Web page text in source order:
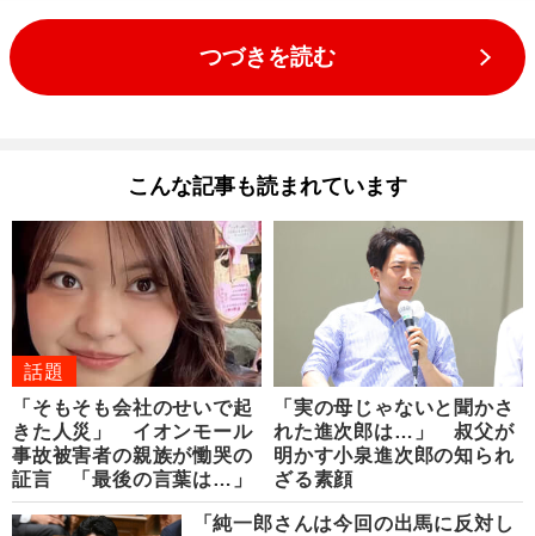
つづきを読む
こんな記事も読まれています
話題
「そもそも会社のせいで起
きた人災」 イオンモール
事故被害者の親族が慟哭の
証言 「最後の言葉は…」
「実の母じゃないと聞かさ
れた進次郎は…」 叔父が
明かす小泉進次郎の知られ
ざる素顔
「純一郎さんは今回の出馬に反対し